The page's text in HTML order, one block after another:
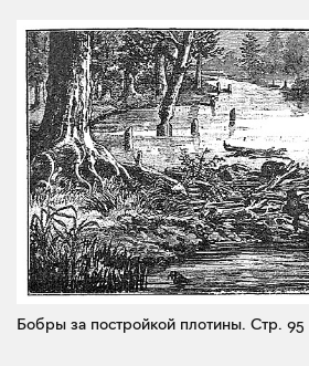
Бобры за постройкой плотины. Стр. 95